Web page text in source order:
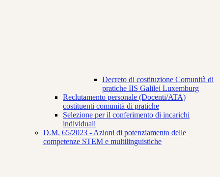
Decreto di costituzione Comunità di
pratiche IIS Galilei Luxemburg
Reclutamento personale (Docenti/ATA)
costituenti comunità di pratiche
Selezione per il conferimento di incarichi
individuali
D.M. 65/2023 - Azioni di potenziamento delle
competenze STEM e multilinguistiche